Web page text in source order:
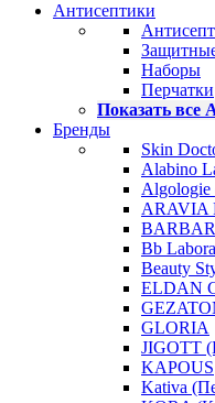
Антисептики
Наборы
Перчатки
Показать все
Бренды
Skin
Alabino
ARAVIA
Bb
Beauty
ELDAN
GLORIA
JIGOTT
KAPOUS
Kativa